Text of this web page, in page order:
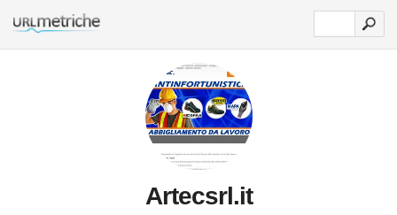
Artecsrl.it